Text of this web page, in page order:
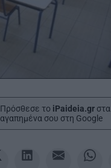
Πρόσθεσε το iPaideia.gr στα
αγαπημένα σου στη Google